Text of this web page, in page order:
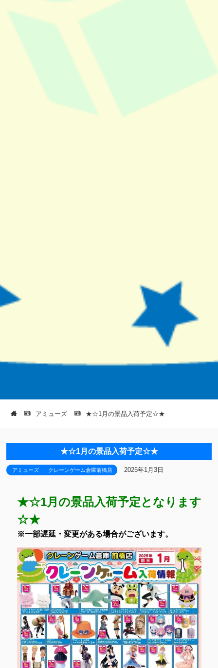
アミューズ ★☆1月の景品入荷予定☆★
★☆1月の景品入荷予定☆★
アミューズ クレーンゲーム倉庫前橋店 2025年1月3日
★☆1月の景品入荷予定となります
☆★
※一部遅延・変更がある場合がございます。